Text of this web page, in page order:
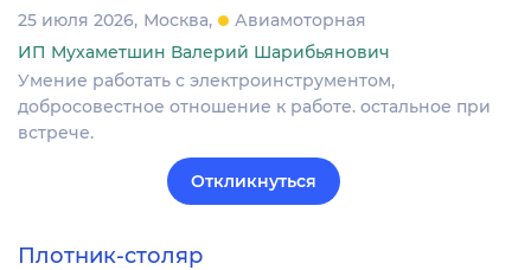
25 июля 2026 Москва
Авиамоторная
ИП Мухаметшин Валерий Шарибьянович
Умение работать с электроинструментом,
добросовестное отношение к работе. остальное при
встрече.
Откликнуться
Плотник-столяр